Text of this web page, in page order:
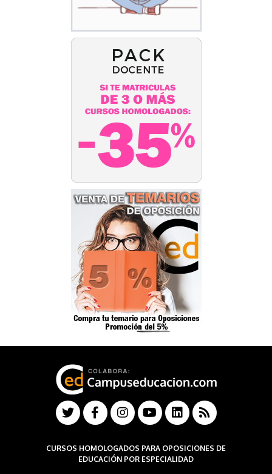
CURSOS HOMOLOGADOS PARA OPOSICIONES DE
EDUCACIÓN POR ESPECIALIDAD